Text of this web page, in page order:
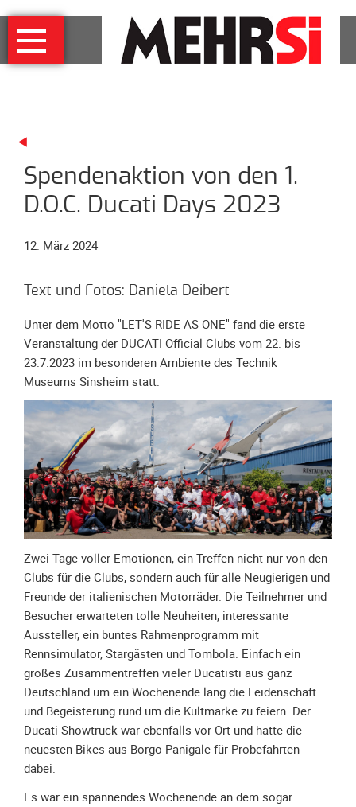
Navigation
überspringen
MEHRSi
Wer
Ziel
und
Strategie
Schirmherrschaft
MEHRSi
Unterstützen
Spendenkonto
Förderer
werden
Fördererdaten
ändern
Gewerbliche
Förderer
Flyer
+
Infokarte
Achte
auf
Motorradfahrer
Merchandise
Aktionen
Info/Presse
Unterfahrschutz
Unterfahrschutz
-
Erfolge
Spendenaktion von den 1.
D.O.C. Ducati Days 2023
12. März 2024
Text und Fotos: Daniela Deibert
Unter dem Motto "LET'S RIDE AS ONE" fand die erste
Veranstaltung der DUCATI Official Clubs vom 22. bis
23.7.2023 im besonderen Ambiente des Technik
Museums Sinsheim statt.
Zwei Tage voller Emotionen, ein Treffen nicht nur von den
Clubs für die Clubs, sondern auch für alle Neugierigen und
Freunde der italienischen Motorräder. Die Teilnehmer und
Besucher erwarteten tolle Neuheiten, interessante
Aussteller, ein buntes Rahmenprogramm mit
Rennsimulator, Stargästen und Tombola. Einfach ein
großes Zusammentreffen vieler Ducatisti aus ganz
Deutschland um ein Wochenende lang die Leidenschaft
und Begeisterung rund um die Kultmarke zu feiern. Der
Ducati Showtruck war ebenfalls vor Ort und hatte die
neuesten Bikes aus Borgo Panigale für Probefahrten
dabei.
Es war ein spannendes Wochenende an dem sogar